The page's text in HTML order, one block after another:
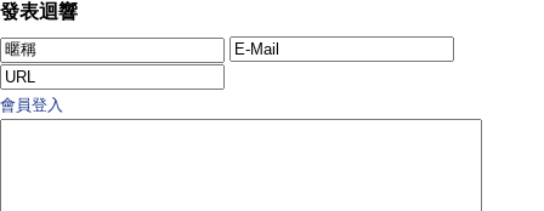
發表迴響
會員登入